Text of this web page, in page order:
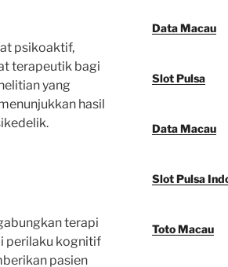
psikoaktif,
terapeutik bagi
yang
hasil
terapi
perilaku kognitif
pasien
Data Macau
Slot Pulsa
Data Macau
Slot Pulsa
Toto Macau